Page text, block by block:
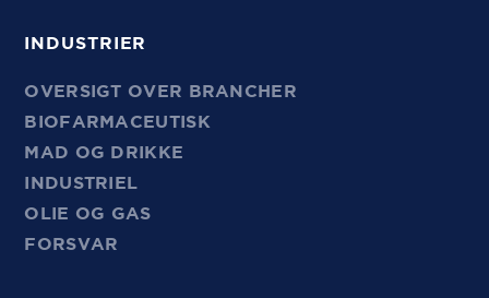
INDUSTRIER
OVERSIGT OVER BRANCHER
BIOFARMACEUTISK
MAD OG DRIKKE
INDUSTRIEL
OLIE OG GAS
FORSVAR